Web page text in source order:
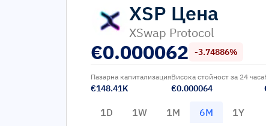
XSP Цена
XSwap Protocol
€0.000062 -3.74886%
Пазарна капитализация
€148.41K
Висока стойност за 24 часа
€0.000064
1D 1W 1M 6M 1Y